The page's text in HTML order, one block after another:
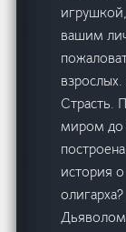
вашим
Страсть.
миром до
история